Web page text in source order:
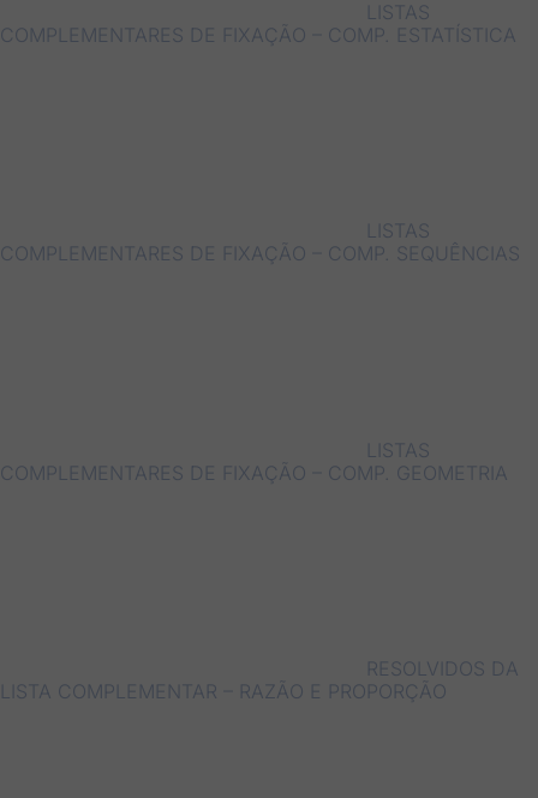
LISTAS
COMPLEMENTARES DE FIXAÇÃO – COMP. ESTATÍSTICA
LISTAS
COMPLEMENTARES DE FIXAÇÃO – COMP. SEQUÊNCIAS
LISTAS
COMPLEMENTARES DE FIXAÇÃO – COMP. GEOMETRIA
RESOLVIDOS DA
LISTA COMPLEMENTAR – RAZÃO E PROPORÇÃO